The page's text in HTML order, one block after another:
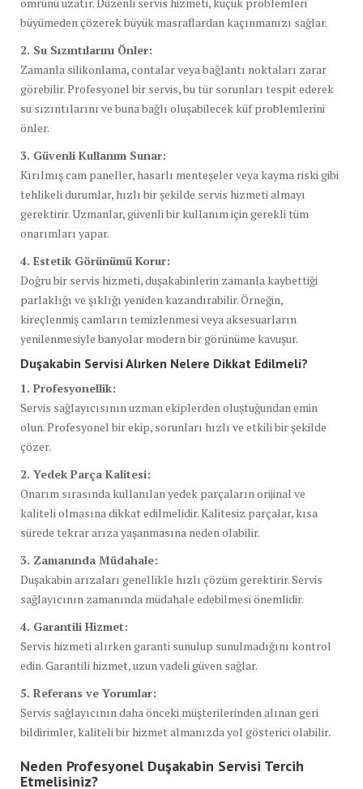
büyümeden çözerek büyük masraflardan kaçınmanızı sağlar.
2. Su Sızıntılarını Önler:
Zamanla silikonlama, contalar veya bağlantı noktaları zarar
görebilir. Profesyonel bir servis, bu tür sorunları tespit ederek
su sızıntılarını ve buna bağlı oluşabilecek küf problemlerini
önler.
3. Güvenli Kullanım Sunar:
Kırılmış cam paneller, hasarlı menteşeler veya kayma riski gibi
tehlikeli durumlar, hızlı bir şekilde servis hizmeti almayı
gerektirir. Uzmanlar, güvenli bir kullanım için gerekli tüm
onarımları yapar.
4. Estetik Görünümü Korur:
Doğru bir servis hizmeti, duşakabinlerin zamanla kaybettiği
parlaklığı ve şıklığı yeniden kazandırabilir. Örneğin,
kireçlenmiş camların temizlenmesi veya aksesuarların
yenilenmesiyle banyolar modern bir görünüme kavuşur.
Duşakabin Servisi Alırken Nelere Dikkat Edilmeli?
1. Profesyonellik:
Servis sağlayıcısının uzman ekiplerden oluştuğundan emin
olun. Profesyonel bir ekip, sorunları hızlı ve etkili bir şekilde
çözer.
2. Yedek Parça Kalitesi:
Onarım sırasında kullanılan yedek parçaların orijinal ve
kaliteli olmasına dikkat edilmelidir. Kalitesiz parçalar, kısa
sürede tekrar arıza yaşanmasına neden olabilir.
3. Zamanında Müdahale:
Duşakabin arızaları genellikle hızlı çözüm gerektirir. Servis
sağlayıcının zamanında müdahale edebilmesi önemlidir.
4. Garantili Hizmet:
Servis hizmeti alırken garanti sunulup sunulmadığını kontrol
edin. Garantili hizmet, uzun vadeli güven sağlar.
5. Referans ve Yorumlar:
Servis sağlayıcının daha önceki müşterilerinden alınan geri
bildirimler, kaliteli bir hizmet almanızda yol gösterici olabilir.
Neden Profesyonel Duşakabin Servisi Tercih
Etmelisiniz?